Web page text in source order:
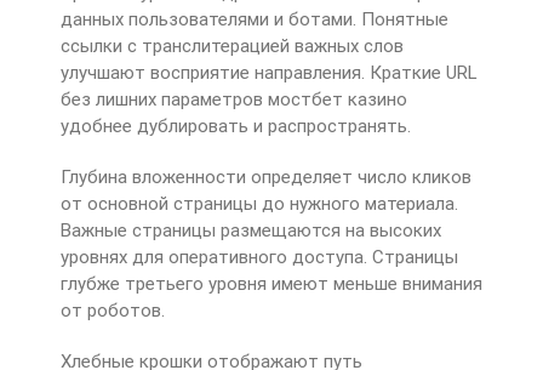
данных пользователями и ботами. Понятные
ссылки с транслитерацией важных слов
улучшают восприятие направления. Краткие URL
без лишних параметров мостбет казино
удобнее дублировать и распространять.
Глубина вложенности определяет число кликов
от основной страницы до нужного материала.
Важные страницы размещаются на высоких
уровнях для оперативного доступа. Страницы
глубже третьего уровня имеют меньше внимания
от роботов.
Хлебные крошки отображают путь